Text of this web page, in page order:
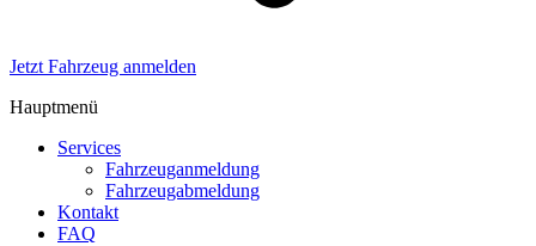
Jetzt Fahrzeug anmelden
Hauptmenü
Services
Fahrzeuganmeldung
Fahrzeugabmeldung
Kontakt
FAQ